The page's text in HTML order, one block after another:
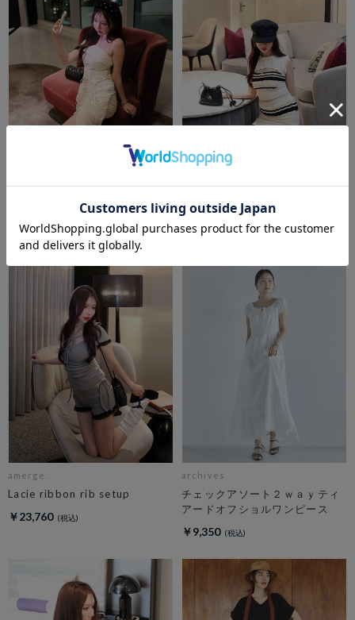
sheer dot drape set up
￥25,850
Lea eyelet 3-piece setup
￥28,600
amerge.
Lacie ribbon rib setup
￥23,760
archives
チェックアソート２ｗａｙティ
アードオフショルワンピース
￥9,350